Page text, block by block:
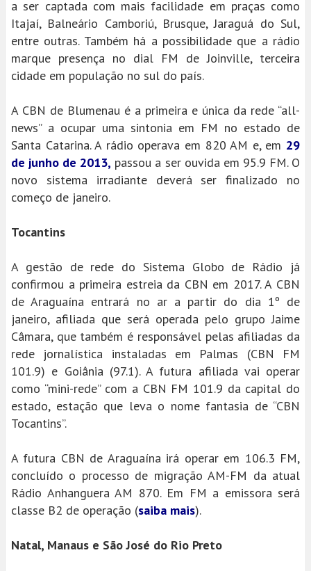
a ser captada com mais facilidade em praças como
Itajaí, Balneário Camboriú, Brusque, Jaraguá do Sul,
entre outras. Também há a possibilidade que a rádio
marque presença no dial FM de Joinville, terceira
cidade em população no sul do país.
A CBN de Blumenau é a primeira e única da rede “all-
news” a ocupar uma sintonia em FM no estado de
Santa Catarina. A rádio operava em 820 AM e, em 29
de junho de 2013, passou a ser ouvida em 95.9 FM. O
novo sistema irradiante deverá ser finalizado no
começo de janeiro.
Tocantins
A gestão de rede do Sistema Globo de Rádio já
confirmou a primeira estreia da CBN em 2017. A CBN
de Araguaína entrará no ar a partir do dia 1º de
janeiro, afiliada que será operada pelo grupo Jaime
Câmara, que também é responsável pelas afiliadas da
rede jornalística instaladas em Palmas (CBN FM
101.9) e Goiânia (97.1). A futura afiliada vai operar
como “mini-rede” com a CBN FM 101.9 da capital do
estado, estação que leva o nome fantasia de “CBN
Tocantins”.
A futura CBN de Araguaína irá operar em 106.3 FM,
concluído o processo de migração AM-FM da atual
Rádio Anhanguera AM 870. Em FM a emissora será
classe B2 de operação (saiba mais).
Natal, Manaus e São José do Rio Preto